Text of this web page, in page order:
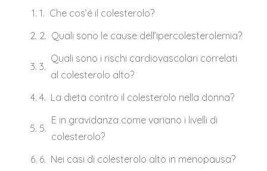
Che cos’é il colesterolo?
Quali sono le cause dell’ipercolesterolemia?
Quali sono i rischi cardiovascolari correlati
al colesterolo alto?
La dieta contro il colesterolo nella donna?
E in gravidanza come variano i livelli di
colesterolo?
Nei casi di colesterolo alto in menopausa?